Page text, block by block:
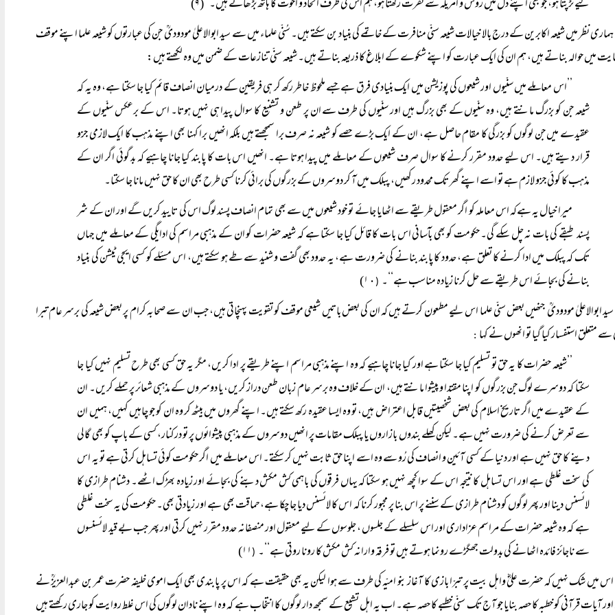
لیے تڑپتا ہو، جو بھی اپنے دل میں روس و امریکہ سے نفرت رکھتا ہو، ہم اس کی طرف اتحاد و اخوت کا ہاتھ بڑھاتے ہیں۔‘‘(۹)
ہماری نظر میں شیعہ اکابرین کے درج بالا خیالات شیعہ سنّی منافرت کے خاتمے کی بنیاد بن سکتے ہیں۔ سُنّی علماء میں سے سید ابوالاعلیٰ مودودیؒ جن کی عبارتوں کو شیعہ علما اپنے موقف
میں حوالہ بناتے ہیں، ہم ان کی ایک عبارت کو اپنے شکوے کے ابلاغ کا ذریعہ بناتے ہیں۔ شیعہ سنّی تنازعات کے ضمن میں وہ لکھتے ہیں:
’’اس معاملے میں سنّیوں اور شیعوں کی پوزیشن میں ایک بنیادی فرق ہے جسے ملحوظ خاطر رکھ کر ہی فریقین کے درمیان انصاف قائم کیا جا سکتا ہے، وہ یہ کہ
شیعہ جن کو بزرگ مانتے ہیں، وہ سنّیوں کے بھی بزرگ ہیں اور سنّیوں کی طرف سے ان پر طعن و تشنیع کا سوال پیدا ہی نہیں ہوتا۔ اس کے برعکس سنّیوں کے
عقیدے میں جن لوگوں کو بزرگی کا مقام حاصل ہے، ان کے ایک بڑے حصے کو شیعہ نہ صرف برا سمجھتے ہیں بلکہ انھیں برا کہنا بھی اپنے مذہب کا ایک لازمی جزو
قرار دیتے ہیں۔ اس لیے حدود مقرر کرنے کا سوال صرف شیعوں کے معاملے میں پیدا ہوتا ہے۔ انھیں اس بات کا پابند کیا جانا چاہیے کہ بد گوئی اگر ان کے
مذہب کا کوئی جزو لازم ہے تو اسے اپنے گھر تک محدود رکھیں، پبلک میں آ کر دوسروں کے بزرگوں کی برائی کرنا کسی طرح بھی ان کا حق نہیں مانا جا سکتا۔
میرا خیال یہ ہےکہ اس معاملہ کو اگر معقول طریقے سے اٹھایا جائے تو خود شیعوں میں سے بھی تمام انصاف پسند لوگ اس کی تایید کریں گے اور ان کے شر
پسند طبقے کی بات نہ چل سکے گی۔ حکومت کو بھی بآسانی اس بات کا قائل کیا جا سکتا ہے کہ شیعہ حضرات کو ان کے مذہبی مراسم کی ادایگی کے معاملے میں جہاں
تک کہ پبلک میں ادا کرنے کا تعلق ہے، حدود کا پابند بنانے کی ضرورت ہے، یہ حدود بھی گفت و شنید سے طے ہو سکتے ہیں، اس مسئلے کو کسی ایجی ٹیشن کی بنیاد
بنانے کی بجائے اس طریقے سے حل کرنا زیادہ مناسب ہے‘‘۔ ( ۱٠)
سید ابوالاعلیٰ مودودیؒ جنھیں بعض سنّی علما اس لیے مطعون کرتے ہیں کہ ان کی بعض باتیں شیعی موقف کو تقویت پہنچاتی ہیں، جب ان سے صحابہ کرام پر بعض شیعہ کی برسر عام تبرا
متعلق استفسار کیا گیا تو انھوں نے کہا :
’’شیعہ حضرات کا یہ حق تو تسلیم کیا جا سکتا ہے اور کیا جانا چاہیے کہ وہ اپنے مذہبی مراسم اپنے طریقے پر ادا کریں، مگر یہ حق کسی بھی طرح تسلیم نہیں کیا جا
سکتا کہ دوسرے لوگ جن بزرگوں کو اپنا مقتدا و پیشوا مانتے ہیں، ان کے خلاف وہ برسر عام زبان طعن دراز کریں، یا دوسروں کے مذہبی شعائر پر حملے کریں۔ ان
کے عقیدے میں اگر تاریخ اسلام کی بعض شخصیتیں قابل اعتراض ہیں، تو وہ ایسا عقیدہ رکھ سکتے ہیں۔ اپنے گھروں میں بیٹھ کر وہ ان کو جو چاہیں کہیں، ہمیں ان
سے تعرض کرنے کی ضرورت نہیں ہے۔ لیکن کھلے بندوں بازاروں یا پبلک مقامات پر انھیں دوسروں کے مذہبی پیشوائوں پر تو درکنار، کسی کے باپ کو بھی گالی
دینے کا حق نہیں ہے اور دنیا کے کسی آئین و انصاف کی رُو سے وہ اسے اپنا حق ثابت نہیں کر سکتے۔ اس معاملے میں اگر حکومت کوئی تساہل کرتی ہے تو یہ اس
کی سخت غلطی ہے اور اس تساہل کا نتیجہ اس کے سوا کچھ نہیں ہو سکتا کہ یہاں فرقوں کی باہمی کش مکش دبنے کی بجائے اور زیادہ بھڑک اٹھے۔ دشنام طرازی کا
لائسنس دینا اور پھر لوگوں کو دشنام طرازی کے سننے پر اس بنا پر مجبور کرنا کہ اس کا لائسنس دیا جا چکا ہے،حماقت بھی ہے اور زیادتی بھی۔ حکومت کی یہ سخت غلطی
ہے کہ وہ شیعہ حضرات کے مراسم عزاداری اور اس سلسلے کے جلسوں ، جلوسوں کے لیے معقول اور منصفانہ حدود مقرر نہیں کرتی اور پھر جب بے قید لائسنسوں
سے ناجائز فائدہ اٹھانے کی بدولت جھگڑے رونما ہوتے ہیں تو فرقہ وارانہ کش مکش کا رونا روتی ہے‘‘۔ ( ۱۱)
اس میں شک نہیں کہ حضرت علیؓ واہل بیت پر تبرّا بازی کا آغاز بنو امیّہ کی طرف سے ہوا لیکن یہ بھی حقیقت ہے کہ اس پر پابندی بھی ایک اموی خلیفہ حضرت عمر بن عبدالعزیزؒ نے
اور آیات قرآنی کو خطبہ کا حصہ بنایا جو آج تک سنّی خطبے کا حصہ ہے۔ اب یہ اہل تشیع کے سمجھ دار لوگوں کا انتخاب ہے کہ وہ اپنے نادان لوگوں کی اس غلط روایت کو جاری رکھتے ہیں